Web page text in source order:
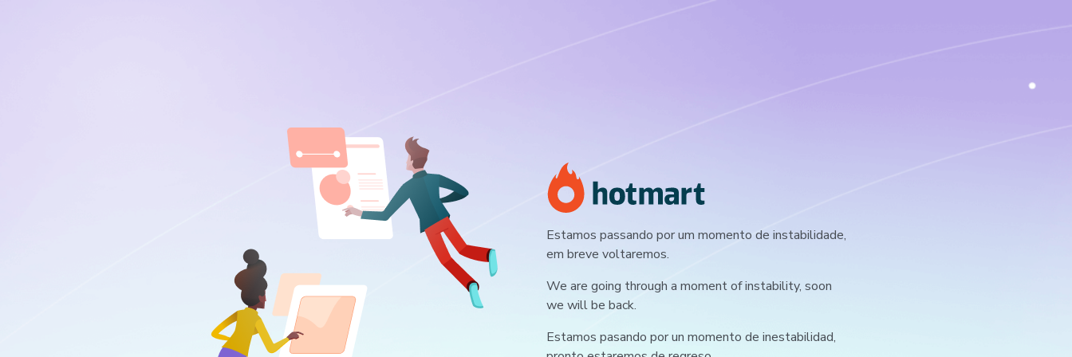
Estamos passando por um momento de instabilidade,
em breve voltaremos.
We are going through a moment of instability, soon
we will be back.
Estamos pasando por un momento de inestabilidad,